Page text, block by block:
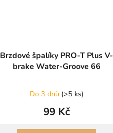
Brzdové špalíky PRO-T Plus V-
brake Water-Groove 66
Do 3 dnů (>5 ks)
99 Kč